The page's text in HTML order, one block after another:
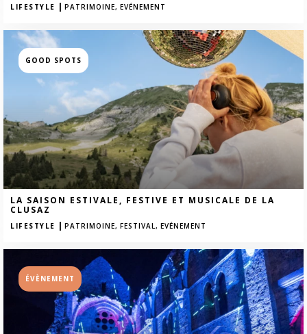
LIFESTYLE | PATRIMOINE, EVÉNEMENT
LA SAISON ESTIVALE, FESTIVE ET MUSICALE DE LA
CLUSAZ
LIFESTYLE | PATRIMOINE, FESTIVAL, EVÉNEMENT
GOOD SPOTS
ÉVÈNEMENT